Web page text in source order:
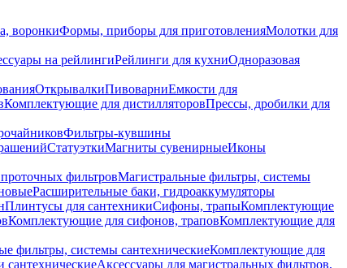
воронкиФормы, приборы для приготовленияМолотки для
на рейлингиРейлинги для кухниОдноразовая
ОткрывалкиПивоварниЕмкости для
Комплектующие для дистилляторовПрессы, дробилки для
Фильтры-кувшины
СтатуэткиМагниты сувенирныеИконы
фильтровМагистральные фильтры, системы
Расширительные баки, гидроаккумуляторы
Плинтусы для сантехникиСифоны, трапыКомплектующие
Комплектующие для сифонов, траповКомплектующие для
фильтры, системы сантехническиеКомплектующие для
Аксессуары для магистральных фильтров,